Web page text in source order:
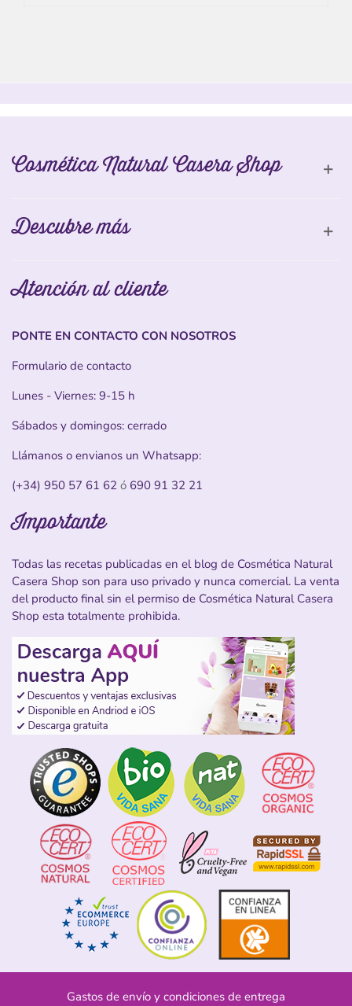
Cosmética Natural Casera Shop
Descubre más
Atención al cliente
PONTE EN CONTACTO CON NOSOTROS
Formulario de contacto
Lunes - Viernes: 9-15 h
Sábados y domingos: cerrado
Llámanos o envianos un Whatsapp:
(+34) 950 57 61 62 ó 690 91 32 21
Importante
Todas las recetas publicadas en el blog de Cosmética Natural
Casera Shop son para uso privado y nunca comercial. La venta
del producto final sin el permiso de Cosmética Natural Casera
Shop esta totalmente prohibida.
Gastos de envío y condiciones de entrega